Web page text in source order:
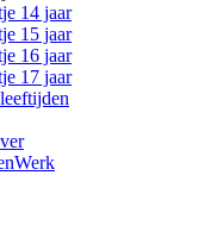
14 jaar
15 jaar
16 jaar
17 jaar